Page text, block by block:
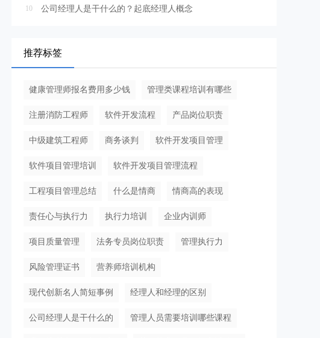
10 公司经理人是干什么的？起底经理人概念
推荐标签
健康管理师报名费用多少钱 管理类课程培训有哪些
注册消防工程师 软件开发流程 产品岗位职责
中级建筑工程师 商务谈判 软件开发项目管理
软件项目管理培训 软件开发项目管理流程
工程项目管理总结 什么是情商 情商高的表现
责任心与执行力 执行力培训 企业内训师
项目质量管理 法务专员岗位职责 管理执行力
风险管理证书 营养师培训机构
现代创新名人简短事例 经理人和经理的区别
公司经理人是干什么的 管理人员需要培训哪些课程